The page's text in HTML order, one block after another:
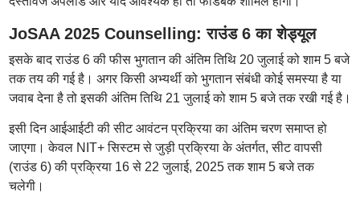
JoSAA 2025 Counselling: राउंड 6 का शेड्यूल
इसके बाद राउंड 6 की फीस भुगतान की अंतिम तिथि 20 जुलाई को शाम 5 बजे
तक तय की गई है। अगर किसी अभ्यर्थी को भुगतान संबंधी कोई समस्या है या
जवाब देना है तो इसकी अंतिम तिथि 21 जुलाई को शाम 5 बजे तक रखी गई है।
इसी दिन आईआईटी की सीट आवंटन प्रक्रिया का अंतिम चरण समाप्त हो
जाएगा। केवल NIT+ सिस्टम से जुड़ी प्रक्रिया के अंतर्गत, सीट वापसी
(राउंड 6) की प्रक्रिया 16 से 22 जुलाई, 2025 तक शाम 5 बजे तक
चलेगी।